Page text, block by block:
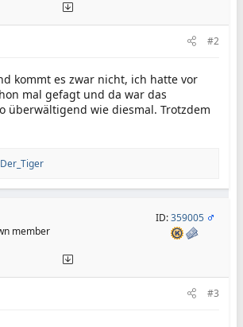
#2
kommt es zwar nicht, ich hatte vor
mal gefagt und da war das
überwältigend wie diesmal. Trotzdem
Der_Tiger
member
ID:359005
#3